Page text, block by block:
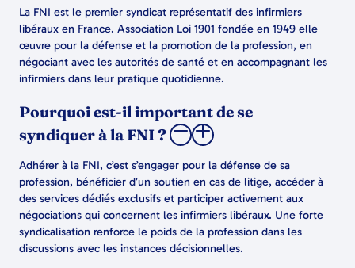
La FNI est le premier syndicat représentatif des infirmiers
libéraux en France. Association Loi 1901 fondée en 1949 elle
œuvre pour la défense et la promotion de la profession, en
négociant avec les autorités de santé et en accompagnant les
infirmiers dans leur pratique quotidienne.
Pourquoi est-il important de se
syndiquer à la FNI ?
Adhérer à la FNI, c’est s’engager pour la défense de sa
profession, bénéficier d’un soutien en cas de litige, accéder à
des services dédiés exclusifs et participer activement aux
négociations qui concernent les infirmiers libéraux. Une forte
syndicalisation renforce le poids de la profession dans les
discussions avec les instances décisionnelles.